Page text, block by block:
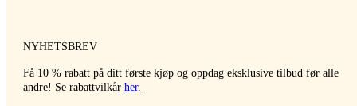
NYHETSBREV
Få 10 % rabatt på ditt første kjøp og oppdag eksklusive tilbud før alle
andre! Se rabattvilkår her.